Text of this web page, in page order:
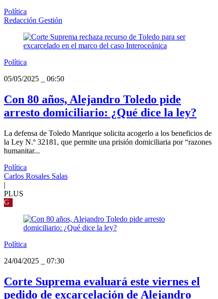
Política
Redacción Gestión
Política
05/05/2025
06:50
Con 80 años, Alejandro Toledo pide
arresto domiciliario: ¿Qué dice la ley?
La defensa de Toledo Manrique solicita acogerlo a los beneficios de
la Ley N.º 32181, que permite una prisión domiciliaria por “razones
humanitar...
Política
Carlos Rosales Salas
|
PLUS
G
Política
24/04/2025
07:30
Corte Suprema evaluará este viernes el
pedido de excarcelación de Alejandro